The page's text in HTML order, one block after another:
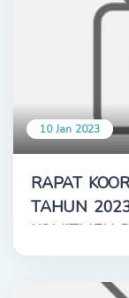
10 Jan 2023
RAPAT
TAHUN
KOMITMEN